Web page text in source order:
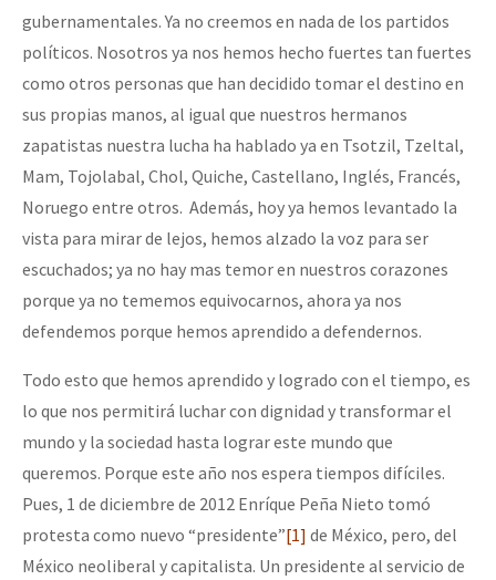
gubernamentales. Ya no creemos en nada de los partidos
políticos. Nosotros ya nos hemos hecho fuertes tan fuertes
como otros personas que han decidido tomar el destino en
sus propias manos, al igual que nuestros hermanos
zapatistas nuestra lucha ha hablado ya en Tsotzil, Tzeltal,
Mam, Tojolabal, Chol, Quiche, Castellano, Inglés, Francés,
Noruego entre otros. Además, hoy ya hemos levantado la
vista para mirar de lejos, hemos alzado la voz para ser
escuchados; ya no hay mas temor en nuestros corazones
porque ya no tememos equivocarnos, ahora ya nos
defendemos porque hemos aprendido a defendernos.
Todo esto que hemos aprendido y logrado con el tiempo, es
lo que nos permitirá luchar con dignidad y transformar el
mundo y la sociedad hasta lograr este mundo que
queremos. Porque este año nos espera tiempos difíciles.
Pues, 1 de diciembre de 2012 Enríque Peña Nieto tomó
protesta como nuevo “presidente”[1] de México, pero, del
México neoliberal y capitalista. Un presidente al servicio de